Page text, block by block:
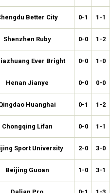
Better City 0-1 1-1
Shenzhen Ruby 0-0 1-2
Ever Bright 0-0 1-0
Henan Jianye 0-0 0-0
Huanghai 0-1 1-2
Chongqing Lifan 0-0 1-1
Sport University 2-0 3-0
Beijing Guoan 1-0 3-1